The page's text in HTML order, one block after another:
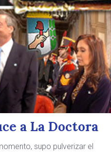
a La Doctora
supo pulverizar el